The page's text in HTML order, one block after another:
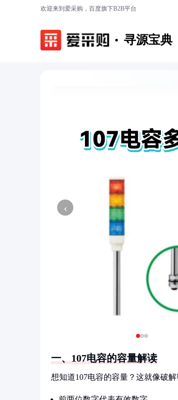
欢迎来到爱采购，百度旗下B2B平台
寻源宝典
‹
一、107电容的容量解读
想知道107电容的容量？这就像破